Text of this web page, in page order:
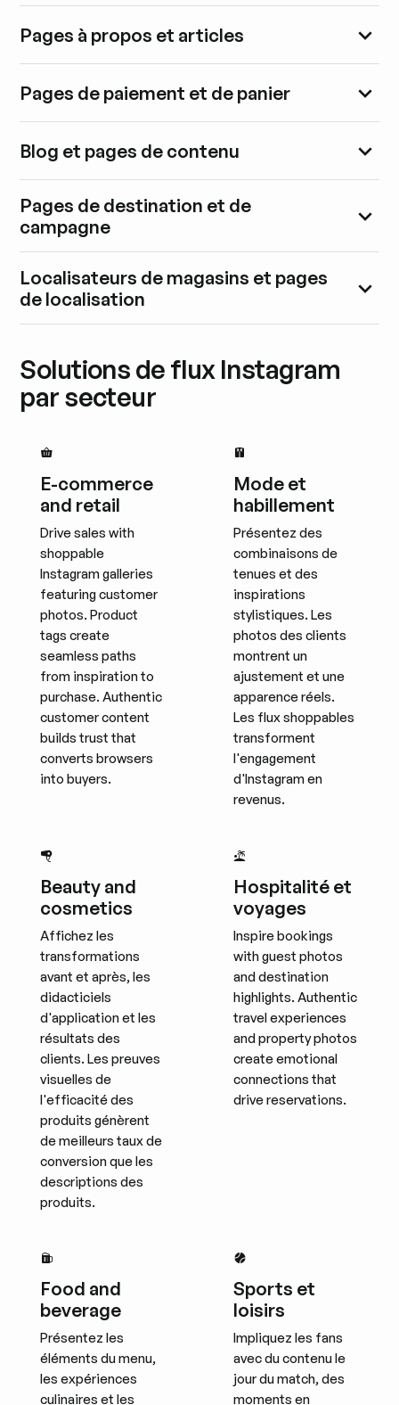
Pages à propos et articles
Pages de paiement et de panier
Blog et pages de contenu
Pages de destination et de
campagne
Localisateurs de magasins et pages
de localisation
Solutions de flux Instagram
par secteur
E-commerce
and retail
Drive sales with
shoppable
Instagram galleries
featuring customer
photos. Product
tags create
seamless paths
from inspiration to
purchase. Authentic
customer content
builds trust that
converts browsers
into buyers.
Mode et
habillement
Présentez des
combinaisons de
tenues et des
inspirations
stylistiques. Les
photos des clients
montrent un
ajustement et une
apparence réels.
Les flux shoppables
transforment
l'engagement
d'Instagram en
revenus.
Beauty and
cosmetics
Affichez les
transformations
avant et après, les
didacticiels
d'application et les
résultats des
clients. Les preuves
visuelles de
l'efficacité des
produits génèrent
de meilleurs taux de
conversion que les
descriptions des
produits.
Hospitalité et
voyages
Inspire bookings
with guest photos
and destination
highlights. Authentic
travel experiences
and property photos
create emotional
connections that
drive reservations.
Food and
beverage
Présentez les
éléments du menu,
les expériences
culinaires et les
Sports et
loisirs
Impliquez les fans
avec du contenu le
jour du match, des
moments en